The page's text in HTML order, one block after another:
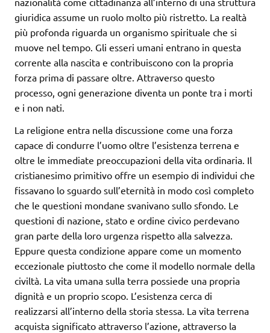
giuridica assume un ruolo molto più ristretto. La realtà
più profonda riguarda un organismo spirituale che si
muove nel tempo. Gli esseri umani entrano in questa
corrente alla nascita e contribuiscono con la propria
forza prima di passare oltre. Attraverso questo
processo, ogni generazione diventa un ponte tra i morti
e i non nati.
La religione entra nella discussione come una forza
capace di condurre l’uomo oltre l’esistenza terrena e
oltre le immediate preoccupazioni della vita ordinaria. Il
cristianesimo primitivo offre un esempio di individui che
fissavano lo sguardo sull’eternità in modo così completo
che le questioni mondane svanivano sullo sfondo. Le
questioni di nazione, stato e ordine civico perdevano
gran parte della loro urgenza rispetto alla salvezza.
Eppure questa condizione appare come un momento
eccezionale piuttosto che come il modello normale della
civiltà. La vita umana sulla terra possiede una propria
dignità e un proprio scopo. L’esistenza cerca di
realizzarsi all’interno della storia stessa. La vita terrena
acquista significato attraverso l’azione, attraverso la